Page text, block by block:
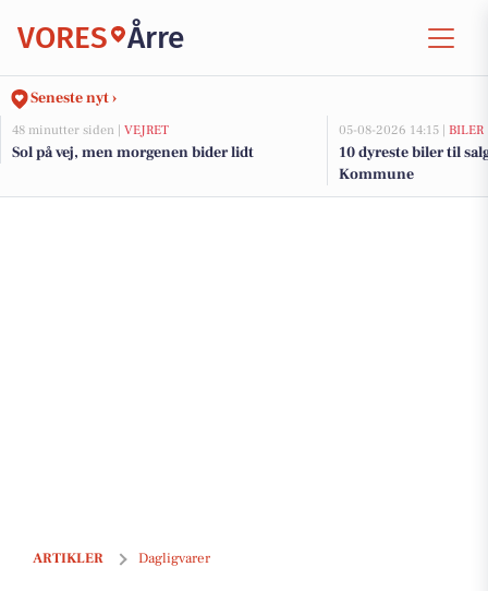
VORES Årre
Seneste nyt ›
48 minutter siden | VEJRET
Sol på vej, men morgenen bider lidt
05-08-2026 14:15 | BILER
10 dyreste biler til
Kommune
ARTIKLER Dagligvarer
Spier PS vin til 39 kr. og Yoggi yoghurt til kun 12 kr. - gode tilbud